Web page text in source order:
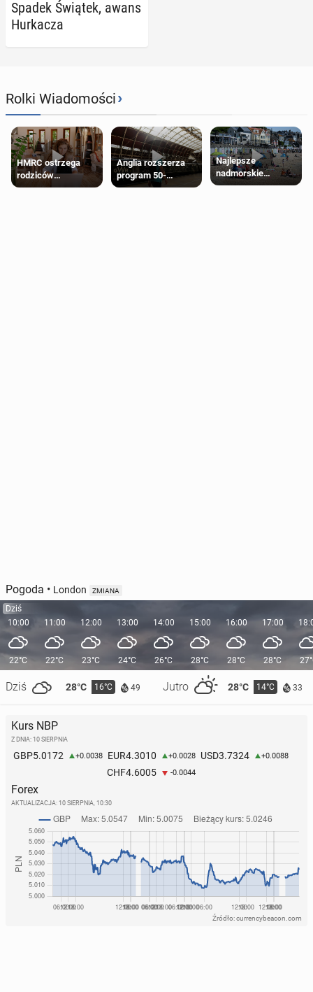
Spadek Świątek, awans
Hur­ka­cza
Rolki Wiadomości›
HMRC ostrzega
rodziców
pobierających Child
Anglia rozszerza
program 50-
procentowych
Najlepsze
nadmorskie
miasteczko blisko
Pogoda • London ZMIANA
Dziś
10:00
22°C
Dziś 28°C 16°C 49 Jutro 28°C 14°C 33
11:00
22°C
12:00
23°C
13:00
24°C
14:00
26°C
15:00
28°C
16:00
28°C
17:00
28°C
Kurs NBP
Z DNIA: 10 SIERPNIA
GBP5.0172 +0.0038 EUR4.3010 +0.0028 USD3.7324 +0.0088
CHF4.6005 -0.0044
Forex
AKTUALIZACJA: 10 SIERPNIA, 10:30
Źródło: currencybeacon.com